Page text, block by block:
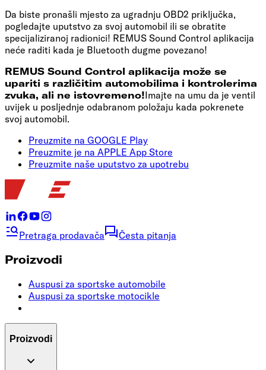
Da biste pronašli mjesto za ugradnju OBD2 priključka,
pogledajte uputstvo za svoj automobil ili se obratite
specijaliziranoj radionici! REMUS Sound Control aplikacija
neće raditi kada je Bluetooth dugme povezano!
REMUS Sound Control aplikacija može se
upariti s različitim automobilima i kontrolerima
zvuka, ali ne istovremeno!Imajte na umu da je ventil
uvijek u posljednje odabranom položaju kada pokrenete
svoj automobil.
Preuzmite na GOOGLE Play
Preuzmite je na APPLE App Store
Preuzmite naše uputstvo za upotrebu
Pretraga prodavača Česta pitanja
Proizvodi
Auspusi za sportske automobile
Auspusi za sportske motocikle
Proizvodi